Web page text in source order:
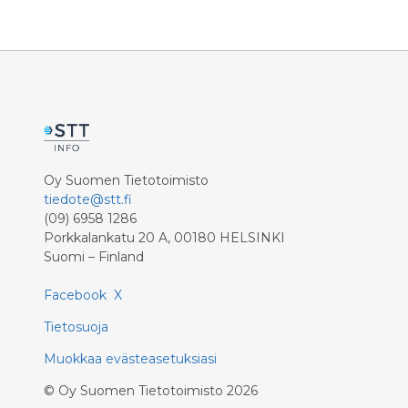
Oy Suomen Tietotoimisto
tiedote@stt.fi
(09) 6958 1286
Porkkalankatu 20 A, 00180 HELSINKI
Suomi – Finland
Facebook X
Tietosuoja
Muokkaa evästeasetuksiasi
© Oy Suomen Tietotoimisto 2026